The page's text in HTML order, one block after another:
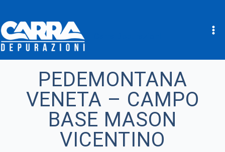
Vai
PEDEMONTANA
VENETA – CAMPO
BASE MASON
VICENTINO